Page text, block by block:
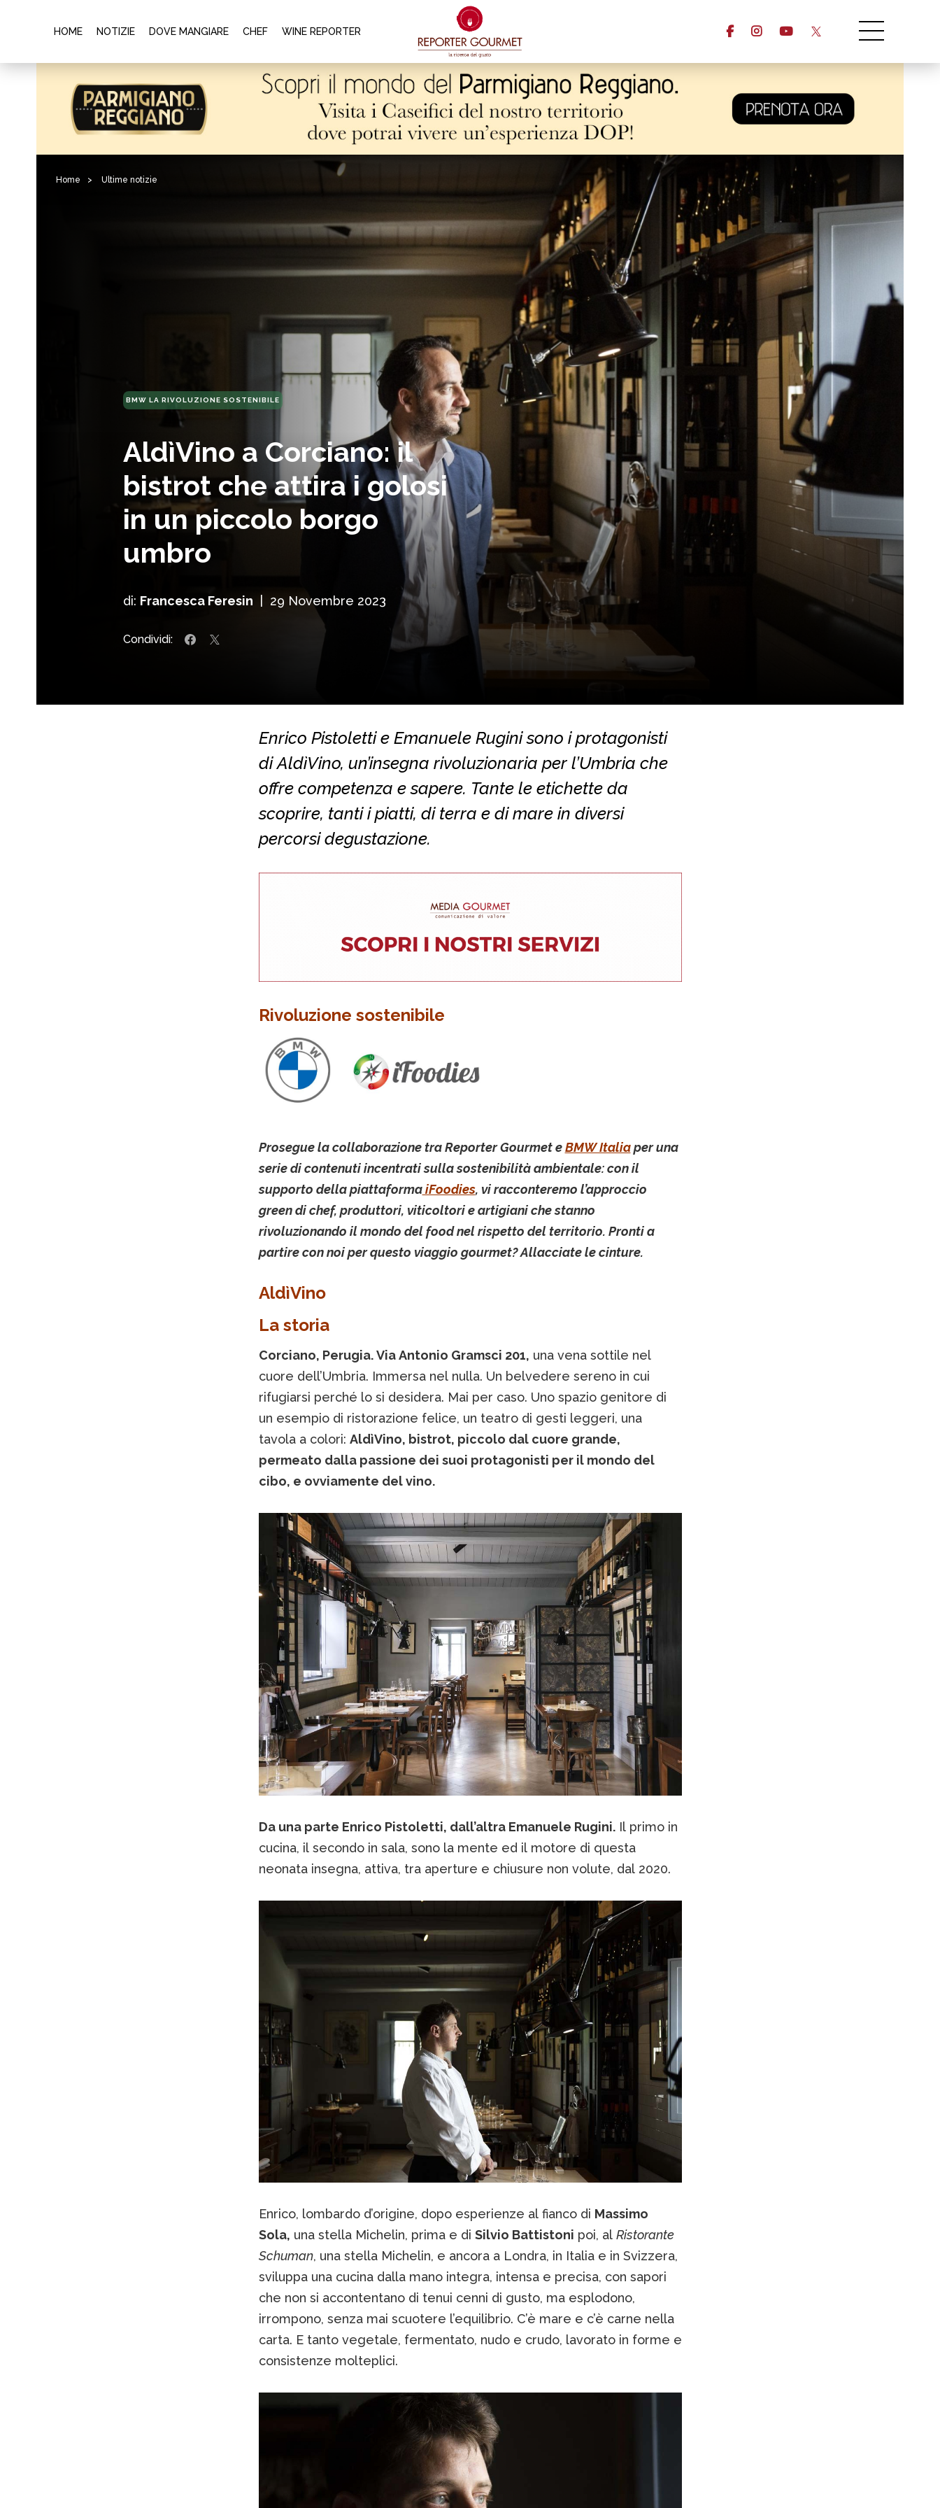
HOME NOTIZIE DOVE MANGIARE CHEF WINE REPORTER
Home > Ultime notizie
BMW LA RIVOLUZIONE SOSTENIBILE
AldìVino a Corciano: il
bistrot che attira i golosi
in un piccolo borgo
umbro
di: Francesca Feresin 29 Novembre 2023
Condividi:
Enrico Pistoletti e Emanuele Rugini sono i protagonisti
di AldìVino, un’insegna rivoluzionaria per l’Umbria che
offre competenza e sapere. Tante le etichette da
scoprire, tanti i piatti, di terra e di mare in diversi
percorsi degustazione.
Rivoluzione sostenibile
Prosegue la collaborazione tra Reporter Gourmet eBMW Italiaper una
serie di contenuti incentrati sulla sostenibilità ambientale: con il
supporto della piattaformaiFoodies, vi racconteremo l’approccio
green di chef, produttori, viticoltori e artigiani che stanno
rivoluzionando il mondo del food nel rispetto del territorio. Pronti a
partire con noi per questo viaggio gourmet? Allacciate le cinture.
AldìVino
La storia
Corciano, Perugia. Via Antonio Gramsci 201, una vena sottile nel
cuore dell’Umbria. Immersa nel nulla. Un belvedere sereno in cui
rifugiarsi perché lo si desidera. Mai per caso. Uno spazio genitore di
un esempio di ristorazione felice, un teatro di gesti leggeri, una
tavola a colori: AldìVino, bistrot, piccolo dal cuore grande,
permeato dalla passione dei suoi protagonisti per il mondo del
cibo, e ovviamente del vino.
Da una parte Enrico Pistoletti, dall’altra Emanuele Rugini.Il primo in
cucina, il secondo in sala, sono la mente ed il motore di questa
neonata insegna, attiva, tra aperture e chiusure non volute, dal 2020.
Enrico, lombardo d’origine, dopo esperienze al fianco di Massimo
Sola, una stella Michelin, prima e di Silvio Battistoni poi, al Ristorante
Schuman, una stella Michelin, e ancora a Londra, in Italia e in Svizzera,
sviluppa una cucina dalla mano integra, intensa e precisa, con sapori
che non si accontentano di tenui cenni di gusto, ma esplodono,
irrompono, senza mai scuotere l’equilibrio. C’è mare e c’è carne nella
carta. E tanto vegetale, fermentato, nudo e crudo, lavorato in forme e
consistenze molteplici.